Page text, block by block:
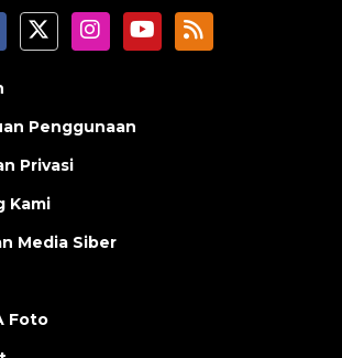
Penggunaan
Privasi
Kami
Media Siber
Foto